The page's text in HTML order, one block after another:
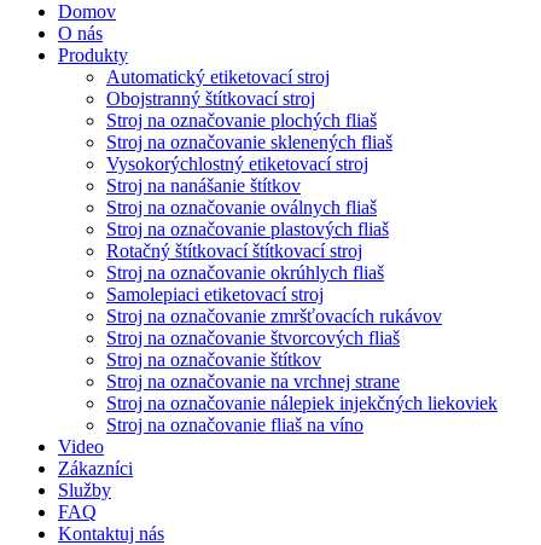
Domov
O nás
Produkty
Automatický etiketovací stroj
Obojstranný štítkovací stroj
Stroj na označovanie plochých fliaš
Stroj na označovanie sklenených fliaš
Vysokorýchlostný etiketovací stroj
Stroj na nanášanie štítkov
Stroj na označovanie oválnych fliaš
Stroj na označovanie plastových fliaš
Rotačný štítkovací štítkovací stroj
Stroj na označovanie okrúhlych fliaš
Samolepiaci etiketovací stroj
Stroj na označovanie zmršťovacích rukávov
Stroj na označovanie štvorcových fliaš
Stroj na označovanie štítkov
Stroj na označovanie na vrchnej strane
Stroj na označovanie nálepiek injekčných liekoviek
Stroj na označovanie fliaš na víno
Video
Zákazníci
Služby
FAQ
Kontaktuj nás